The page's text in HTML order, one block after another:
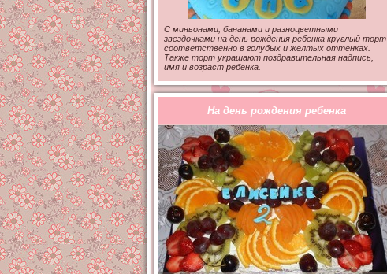
С миньонами, бананами и разноцветными
звездочками на день рождения ребенка круглый торт
соответственно в голубых и желтых оттенках.
Также торт украшают поздравительная надпись,
имя и возраст ребенка.
На день рождения ребенка